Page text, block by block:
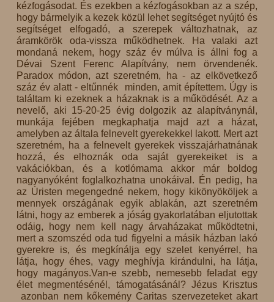
kézfogásodat. És ezekben a kézfogásokban az a szép,
hogy bármelyik a kezek közül lehet segítséget nyújtó és
segítséget elfogadó, a szerepek változhatnak, az
áramkörök oda-vissza működhetnek. Ha valaki azt
mondaná nekem, hogy száz év múlva is állni fog a
Dévai Szent Ferenc Alapítvány, nem örvendenék.
Paradox módon, azt szeretném, ha - az elkövetkező
száz év alatt - eltűnnék minden, amit építettem. Úgy is
találtam ki ezeknek a házaknak is a működését. Az a
nevelő, aki 15-20-25 évig dolgozik az alapítványnál,
munkája fejében megkaphatja majd azt a házat,
amelyben az általa felnevelt gyerekekkel lakott. Mert azt
szeretném, ha a felnevelt gyerekek visszajárhatnának
hozzá, és elhoznák oda saját gyerekeiket is a
vakációkban, és a kotlómama akkor már boldog
nagyanyóként foglalkozhatna unokáival. Én pedig, ha
az Úristen megengedné nekem, hogy kikönyököljek a
mennyek országának egyik ablakán, azt szeretném
látni, hogy az emberek a jóság gyakorlatában eljutottak
odáig, hogy nem kell nagy árvaházakat működtetni,
mert a szomszéd oda tud figyelni a másik házban lakó
gyerekre is, és megkínálja egy szelet kenyérrel, ha
látja, hogy éhes, vagy meghívja kirándulni, ha látja,
hogy magányos.Van-e szebb, nemesebb feladat egy
élet megmentésénél, támogatásánál? Jézus Krisztus
azonban nem kőkemény Caritas szervezeteket akart